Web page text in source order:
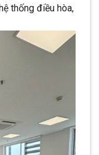
thống điều hòa,